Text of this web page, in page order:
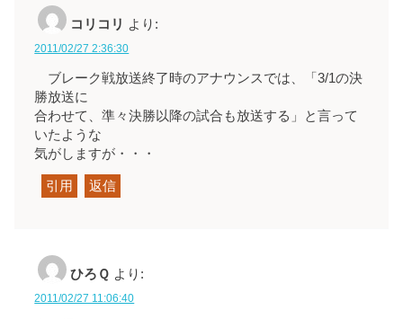
コリコリ より:
2011/02/27 2:36:30
ブレーク戦放送終了時のアナウンスでは、「3/1の決
勝放送に
合わせて、準々決勝以降の試合も放送する」と言って
いたような
気がしますが・・・
引用 返信
ひろＱ より:
2011/02/27 11:06:40